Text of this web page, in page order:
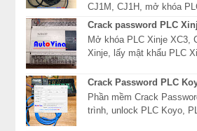
CJ1M, CJ1H, mở khóa
CPU42P, Software Read
CJ1G-CPU43P, giải mã
Crack password PLC
Mở khóa PLC Xinje XC3,
Xinje, lấy mật khẩu PLC
password PLC Xi...
Crack Password PLC
Phần mềm Crack
trình, unlock PLC Koyo,